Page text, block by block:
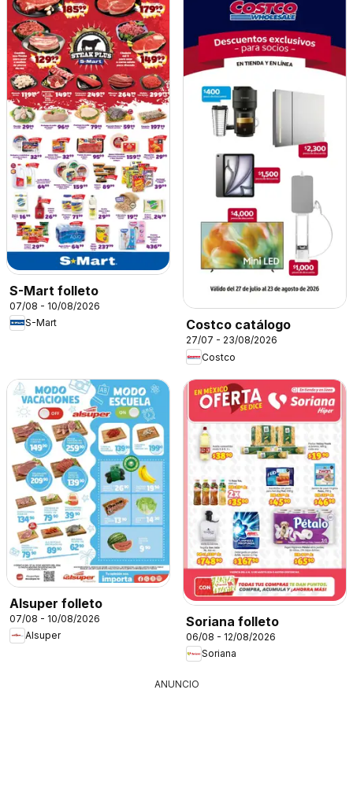
S-Mart folleto
07/08 - 10/08/2026
S-Mart
Costco catálogo
27/07 - 23/08/2026
Costco
Alsuper folleto
07/08 - 10/08/2026
Alsuper
Soriana folleto
06/08 - 12/08/2026
Soriana
ANUNCIO